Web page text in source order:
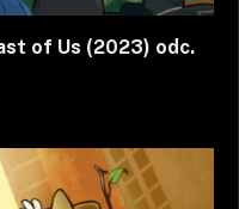
of Us (2023) odc.